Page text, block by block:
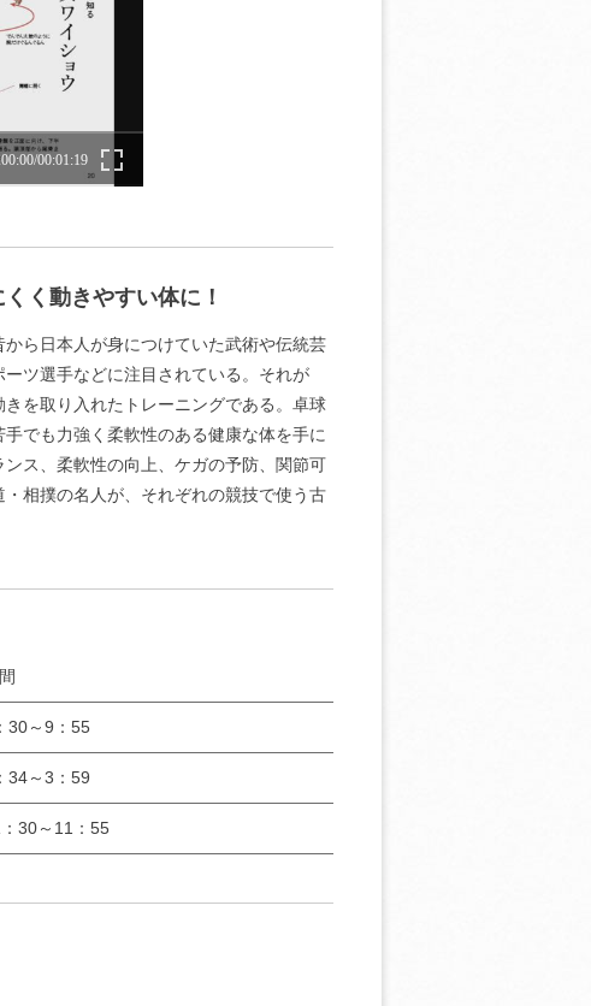
く動きやすい体に！
ら日本人が身につけていた武術や伝統芸
ツ選手などに注目されている。それが
を取り入れたトレーニングである。卓球
でも力強く柔軟性のある健康な体を手に
ス、柔軟性の向上、ケガの予防、関節可
相撲の名人が、それぞれの競技で使う古
30～9：55
34～3：59
30～11：55